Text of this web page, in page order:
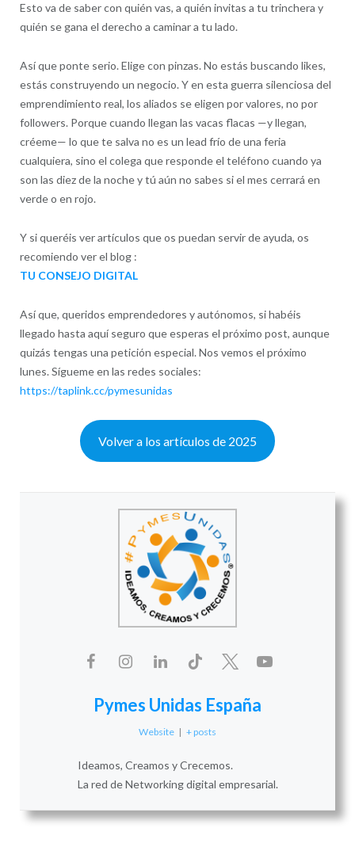
Esto va de saber con quién vas, a quién invitas a tu trinchera y
quién se gana el derecho a caminar a tu lado.
Así que ponte serio. Elige con pinzas. No estás buscando likes,
estás construyendo un negocio. Y en esta guerra silenciosa del
emprendimiento real, los aliados se eligen por valores, no por
followers. Porque cuando llegan las vacas flacas —y llegan,
créeme— lo que te salva no es un lead frío de una feria
cualquiera, sino el colega que responde el teléfono cuando ya
son las diez de la noche y tú aún no sabes si el mes cerrará en
verde o en rojo.
Y si queréis ver artículos que os puedan servir de ayuda, os
recomiendo ver el blog :
TU CONSEJO DIGITAL
Así que, queridos emprendedores y autónomos, si habéis
llegado hasta aquí seguro que esperas el próximo post, aunque
quizás tengas una petición especial. Nos vemos el próximo
lunes. Sígueme en las redes sociales:
https://taplink.cc/pymesunidas
Volver a los artículos de 2025
Pymes Unidas España
Website | + posts
Ideamos, Creamos y Crecemos.
La red de Networking digital empresarial.